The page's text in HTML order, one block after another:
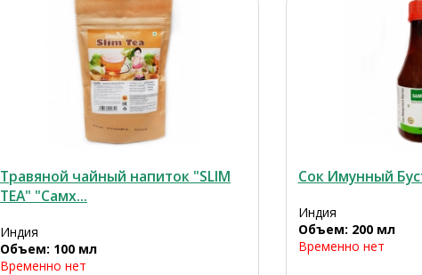
Травяной чайный напиток "SLIM
TEA" "Самх...
Индия
Объем: 100 мл
Временно нет
Сок Имунный
Индия
Объем: 200 мл
Временно нет